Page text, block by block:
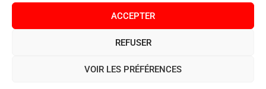
ACCEPTER
REFUSER
VOIR LES PRÉFÉRENCES
CONFÉRENCES
EXPOSANTS
GALERIES